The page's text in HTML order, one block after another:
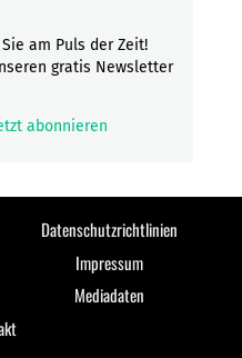
am Puls der Zeit!
gratis Newsletter
abonnieren
Datenschutzrichtlinien
Impressum
Mediadaten